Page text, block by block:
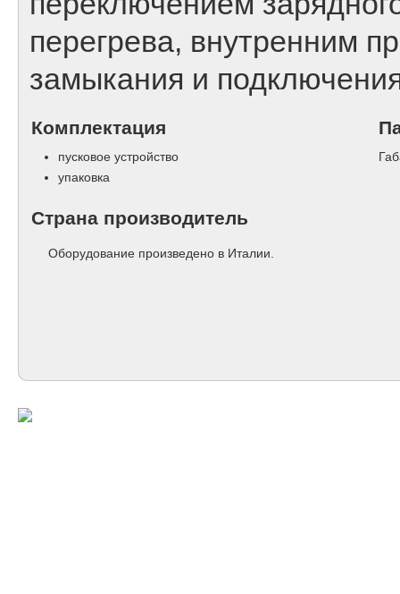
перегрева, внутренним
замыкания и
Комплектация
пусковое устройство
упаковка
Страна производитель
Оборудование произведено в Италии.